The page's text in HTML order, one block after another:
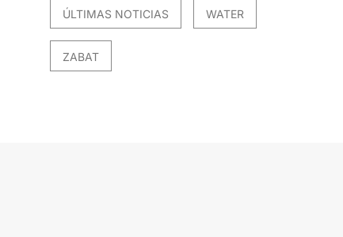
ÚLTIMAS NOTICIAS WATER
ZABAT